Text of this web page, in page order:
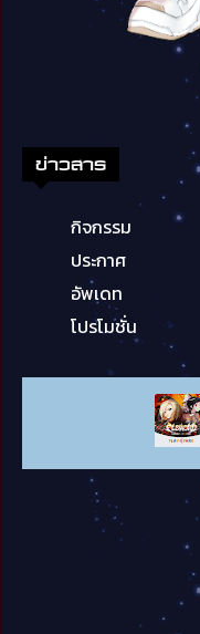
ข่าวสาร
กิจกรรม
ประกาศ
อัพเดท
โปรโมชั่น